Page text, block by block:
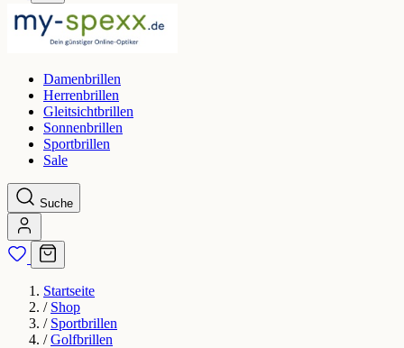
Damenbrillen
Herrenbrillen
Gleitsichtbrillen
Sonnenbrillen
Sportbrillen
Sale
Suche
Startseite
/ Shop
/ Sportbrillen
/ Golfbrillen